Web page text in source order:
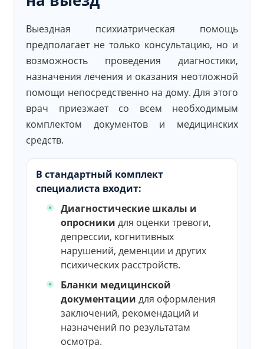
Выездная психиатрическая помощь
предполагает не только консультацию, но и
возможность проведения диагностики,
назначения лечения и оказания неотложной
помощи непосредственно на дому. Для этого
врач приезжает со всем необходимым
комплектом документов и медицинских
средств.
В стандартный комплект
специалиста входит:
Диагностические шкалы и
опросники для оценки тревоги,
депрессии, когнитивных
нарушений, деменции и других
психических расстройств.
Бланки медицинской
документации для оформления
заключений, рекомендаций и
назначений по результатам
осмотра.